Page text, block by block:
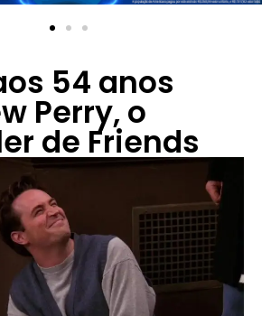
54 anos
Perry, o
de Friends